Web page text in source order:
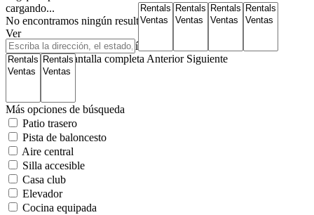
cargando...
No encontramos ningún resultado
Ver
Mapa de carreteras Satélite Híbrido
Mi ubicación Pantalla completa Anterior Siguiente
Más opciones de búsqueda
Patio trasero
Pista de baloncesto
Aire central
Silla accesible
Casa club
Elevador
Cocina equipada